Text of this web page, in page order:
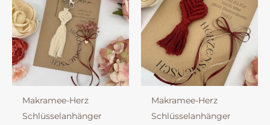
Makramee-Herz
Schlüsselanhänger
Makramee-Herz
Schlüsselanhänger